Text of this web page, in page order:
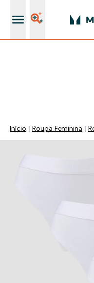
Início Roupa Feminina